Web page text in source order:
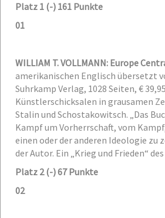
Platz 1 (-) 161 Punkte
01
WILLIAM T. VOLLMANN: Europe
amerikanischen Englisch übersetzt
Suhrkamp Verlag, 1028 Seiten, €
Künstlerschicksalen in grausamen
Stalin und Schostakowitsch. „Das
Kampf um Vorherrschaft, vom
einen oder der anderen Ideologie zu
der Autor. Ein „Krieg und Frieden“
Platz 2 (-) 67 Punkte
02